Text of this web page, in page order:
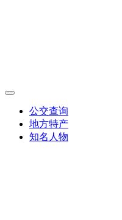
公交查询
地方特产
知名人物